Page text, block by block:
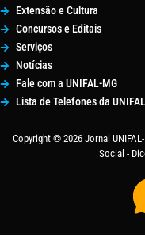
Extensão e Cultura
Concursos e Editais
Serviços
Notícias
Fale com a UNIFAL-MG
Lista de Telefones da
Copyright © 2026 Jornal
Social -